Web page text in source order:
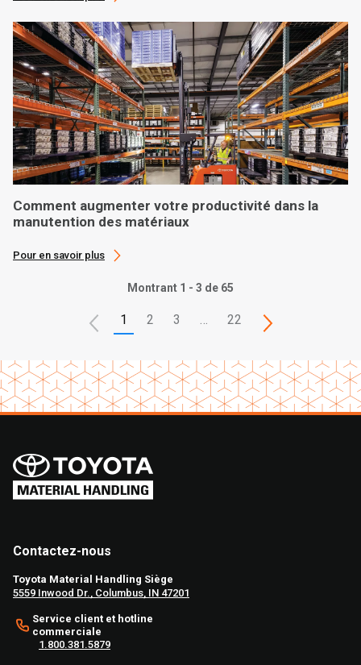
Comment augmenter votre productivité dans la
manutention des matériaux
Pour en savoir plus
Montrant 1 - 3 de 65
1 2 3 22
Contactez-nous
Toyota Material Handling Siège
5559 Inwood Dr., Columbus, IN 47201
Service client et hotline
commerciale
1.800.381.5879